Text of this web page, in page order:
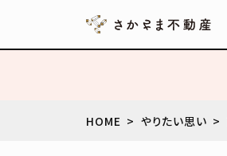
HOME やりたい思い